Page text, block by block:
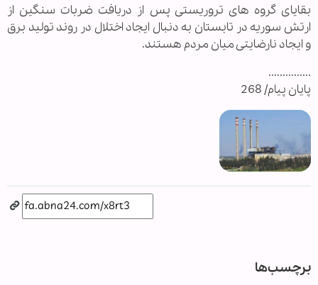
بقایای گروه های تروریستی پس از دریافت ضربات سنگین از
ارتش سوریه در تابستان به دنبال ایجاد اختلال در روند تولید برق
و ایجاد نارضایتی میان مردم هستند.
...............
پایان پیام/ 268
برچسب‌ها